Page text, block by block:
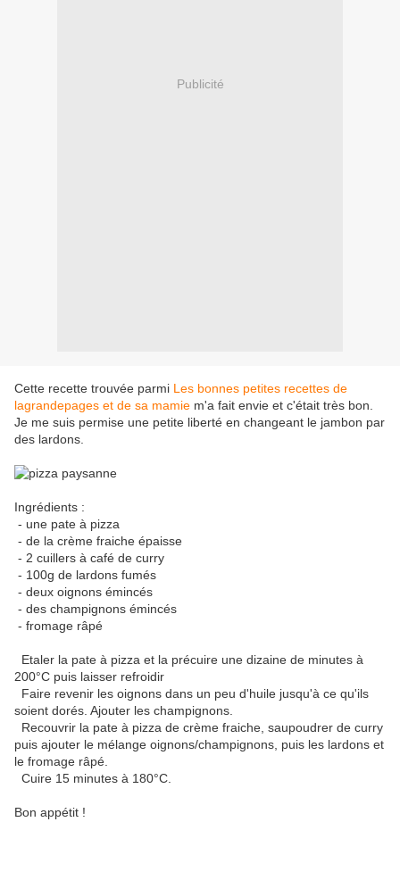
Publicité
Cette recette trouvée parmi Les bonnes petites recettes de
lagrandepages et de sa mamie m'a fait envie et c'était très bon.
Je me suis permise une petite liberté en changeant le jambon par
des lardons.
Ingrédients :
- une pate à pizza
- de la crème fraiche épaisse
- 2 cuillers à café de curry
- 100g de lardons fumés
- deux oignons émincés
- des champignons émincés
- fromage râpé
Etaler la pate à pizza et la précuire une dizaine de minutes à
200°C puis laisser refroidir
Faire revenir les oignons dans un peu d'huile jusqu'à ce qu'ils
soient dorés. Ajouter les champignons.
Recouvrir la pate à pizza de crème fraiche, saupoudrer de curry
puis ajouter le mélange oignons/champignons, puis les lardons et
le fromage râpé.
Cuire 15 minutes à 180°C.
Bon appétit !